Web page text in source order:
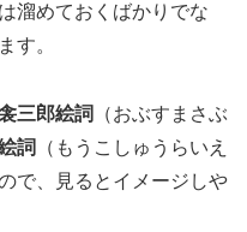
溜めておくばかりでな
す。
三郎絵詞
（おぶすまさぶ
詞
（もうこしゅうらいえ
で、見るとイメージしや